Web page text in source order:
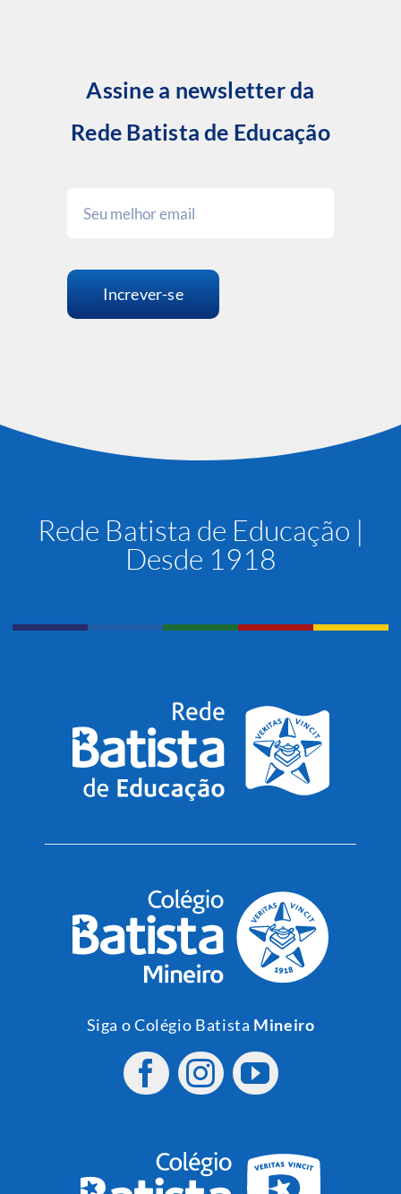
Assine a newsletter da
Rede Batista de Educação
Increver-se
Rede Batista de Educação |
Desde 1918
Siga o Colégio Batista Mineiro